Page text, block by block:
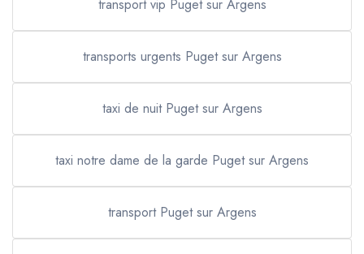
transport vip Puget sur Argens
transports urgents Puget sur Argens
taxi de nuit Puget sur Argens
taxi notre dame de la garde Puget sur Argens
transport Puget sur Argens